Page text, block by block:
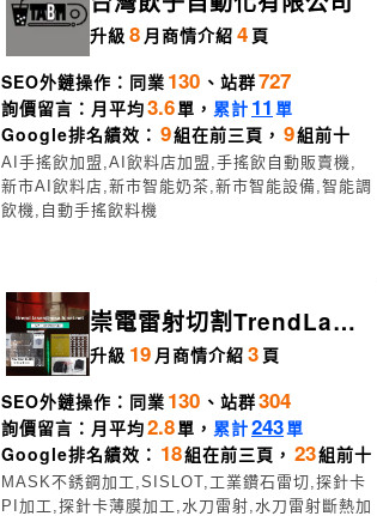
升級 8 月商情介紹 4 頁
SEO外鏈操作：同業 130 、站群727
詢價留言：月平均3.6單， 累計 11 單
Google排名績效： 9組在前三頁， 9組前十
AI手搖飲加盟,AI飲料店加盟,手搖飲自動販賣機,
新市AI飲料店,新市智能奶茶,新市智能設備,智能調
飲機,自動手搖飲料機
崇電雷射切割TrendLase
r
升級 19 月商情介紹 3 頁
SEO外鏈操作：同業 130 、站群304
詢價留言：月平均2.8單， 累計243單
Google排名績效： 18組在前三頁， 23組前十
MASK不銹鋼加工,SISLOT,工業鑽石雷切,探針卡
PI加工,探針卡薄膜加工,水刀雷射,水刀雷射斷熱加